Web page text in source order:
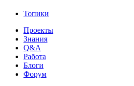
Топики
Проекты
Знания
Q&A
Работа
Блоги
Форум